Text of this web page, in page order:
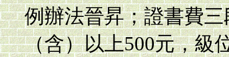
例辦法晉昇；證書費
（含）以上500元，級